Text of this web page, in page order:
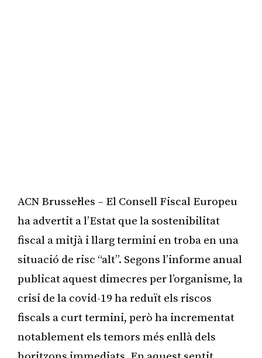
ACN Brussel·les – El Consell Fiscal Europeu
ha advertit a l’Estat que la sostenibilitat
fiscal a mitjà i llarg termini en troba en una
situació de risc “alt”. Segons l’informe anual
publicat aquest dimecres per l’organisme, la
crisi de la covid-19 ha reduït els riscos
fiscals a curt termini, però ha incrementat
notablement els temors més enllà dels